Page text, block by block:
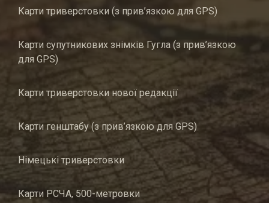
Карти триверстовки (з прив’язкою для GPS)
Карти супутникових знімків Гугла (з прив’язкою
для GPS)
Карти триверстовки нової редакції
Карти генштабу (з прив’язкою для GPS)
Німецькі триверстовки
Карти РСЧА, 500-метровки